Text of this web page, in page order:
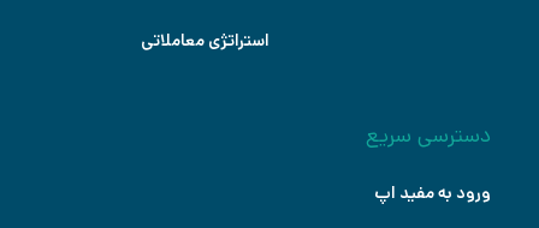
استراتژی معاملاتی
دسترسی سریع
ورود به مفید اپ